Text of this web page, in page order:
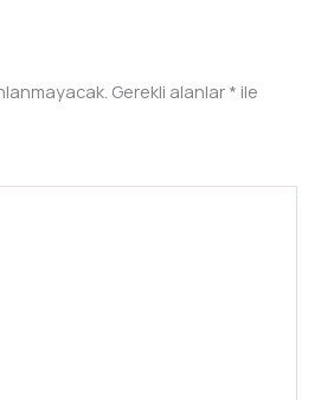
Gerekli alanlar * ile